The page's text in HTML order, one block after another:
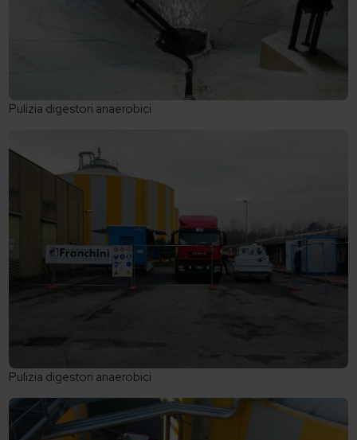
Pulizia digestori anaerobici
Pulizia digestori anaerobici